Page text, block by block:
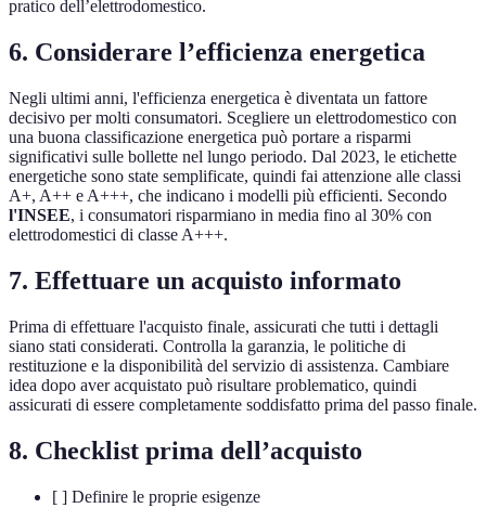
pratico dell’elettrodomestico.
6. Considerare l’efficienza energetica
Negli ultimi anni, l'efficienza energetica è diventata un fattore
decisivo per molti consumatori. Scegliere un elettrodomestico con
una buona classificazione energetica può portare a risparmi
significativi sulle bollette nel lungo periodo. Dal 2023, le etichette
energetiche sono state semplificate, quindi fai attenzione alle classi
A+, A++ e A+++, che indicano i modelli più efficienti. Secondo
l'INSEE, i consumatori risparmiano in media fino al 30% con
elettrodomestici di classe A+++.
7. Effettuare un acquisto informato
Prima di effettuare l'acquisto finale, assicurati che tutti i dettagli
siano stati considerati. Controlla la garanzia, le politiche di
restituzione e la disponibilità del servizio di assistenza. Cambiare
idea dopo aver acquistato può risultare problematico, quindi
assicurati di essere completamente soddisfatto prima del passo finale.
8. Checklist prima dell’acquisto
[ ] Definire le proprie esigenze